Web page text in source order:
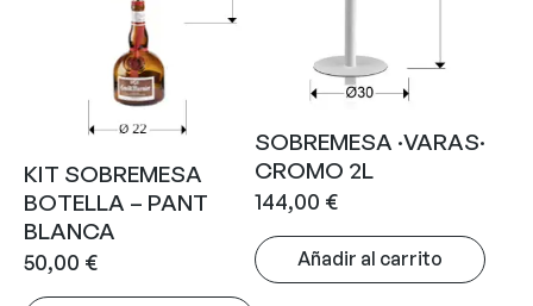
KIT SOBREMESA
BOTELLA – PANT
BLANCA
50,00 €
SOBREMESA ·VARAS·
CROMO 2L
144,00 €
Añadir al carrito